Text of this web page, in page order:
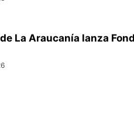
La Araucanía lanza